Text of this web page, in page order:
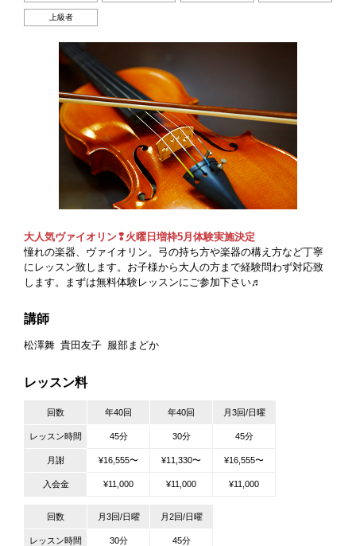
上級者
大人気ヴァイオリン❢火曜日増枠5月体験実施決定
憧れの楽器、ヴァイオリン。弓の持ち方や楽器の構え方など丁寧
にレッスン致します。お子様から大人の方まで経験問わず対応致
します。まずは無料体験レッスンにご参加下さい♬
講師
松澤舞 貴田友子 服部まどか
レッスン料
回数 年40回 年40回 月3回/日曜
レッスン時間 45分 30分 45分
月謝 ¥16,555〜 ¥11,330〜 ¥16,555〜
入会金 ¥11,000 ¥11,000 ¥11,000
回数 月3回/日曜 月2回/日曜
レッスン時間 30分 45分